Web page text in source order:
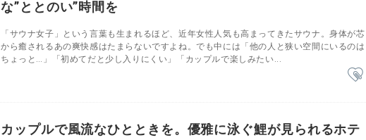
な”ととのい”時間を
「サウナ女子」という言葉も生まれるほど、近年女性人気も高まってきたサウナ。身体が芯
から癒されるあの爽快感はたまらないですよね。でも中には「他の人と狭い空間にいるのは
ちょっと…」「初めてだと少し入りにくい」「カップルで楽しみたい...
カップルで風流なひとときを。優雅に泳ぐ鯉が見られるホテ